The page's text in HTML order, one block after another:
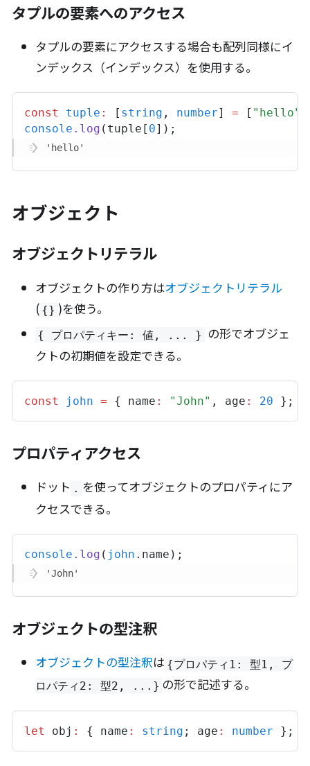
タプルの要素へのアクセス
タプルの要素にアクセスする場合も配列同様にイ
ンデックス（インデックス）を使用する。
const tuple : [ string , number] = [ "hello"
console . log ( tuple [ 0]);
'hello'
オブジェクト
オブジェクトリテラル
オブジェクトの作り方はオブジェクトリテラル
( {} )を使う。
{ プロパティキー: 値, ... } の形でオブジェ
クトの初期値を設定できる。
const john = { name : "John" , age : 20 };
プロパティアクセス
ドット . を使ってオブジェクトのプロパティにア
クセスできる。
console . log ( john . name );
'John'
オブジェクトの型注釈
オブジェクトの型注釈は {プロパティ1: 型1, プ
ロパティ2: 型2, ...} の形で記述する。
let obj : { name : string ; age : number };